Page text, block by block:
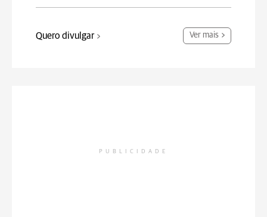
Quero divulgar Ver mais
PUBLICIDADE